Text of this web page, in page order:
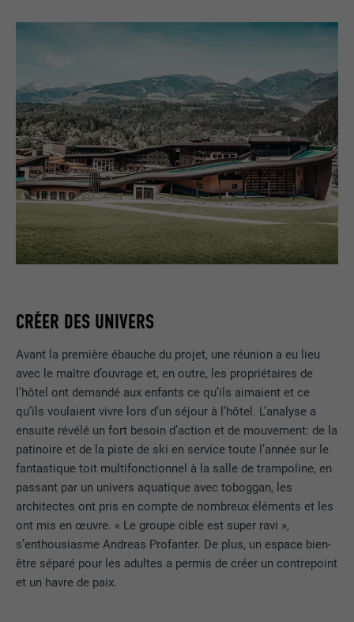
CRÉER DES UNIVERS
Avant la première ébauche du projet, une réunion a eu lieu
avec le maître d’ouvrage et, en outre, les propriétaires de
l’hôtel ont demandé aux enfants ce qu’ils aimaient et ce
qu’ils voulaient vivre lors d’un séjour à l’hôtel. L’analyse a
ensuite révélé un fort besoin d’action et de mouvement: de la
patinoire et de la piste de ski en service toute l’année sur le
fantastique toit multifonctionnel à la salle de trampoline, en
passant par un univers aquatique avec toboggan, les
architectes ont pris en compte de nombreux éléments et les
ont mis en œuvre. « Le groupe cible est super ravi »,
s’enthousiasme Andreas Profanter. De plus, un espace bien-
être séparé pour les adultes a permis de créer un contrepoint
et un havre de paix.